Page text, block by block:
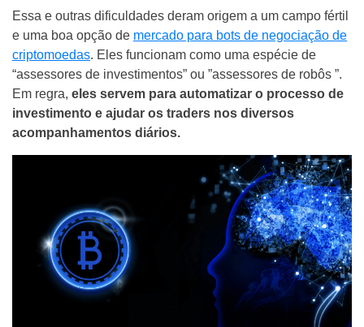
Essa e outras dificuldades deram origem a um campo fértil
e uma boa opção de mercado para bots de negociação de
criptomoedas. Eles funcionam como uma espécie de
“assessores de investimentos” ou ”assessores de robôs ”.
Em regra, eles servem para automatizar o processo de
investimento e ajudar os traders nos diversos
acompanhamentos diários.